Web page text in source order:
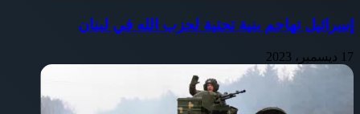
إسرائيل تهاجم بنية تحتية لحزب الله في لبنان
17 ديسمبر، 2023